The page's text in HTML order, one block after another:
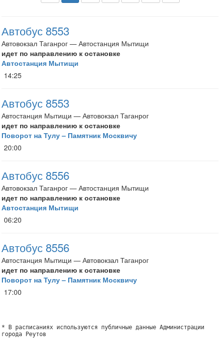
Автобус 8553
Автовокзал Таганрог — Автостанция Мытищи
идет по направлению к остановке
Автостанция Мытищи
14:25
Автобус 8553
Автостанция Мытищи — Автовокзал Таганрог
идет по направлению к остановке
Поворот на Тулу – Памятник Москвичу
20:00
Автобус 8556
Автовокзал Таганрог — Автостанция Мытищи
идет по направлению к остановке
Автостанция Мытищи
06:20
Автобус 8556
Автостанция Мытищи — Автовокзал Таганрог
идет по направлению к остановке
Поворот на Тулу – Памятник Москвичу
17:00
* В расписаниях используются публичные данные Администрации
города Реутов